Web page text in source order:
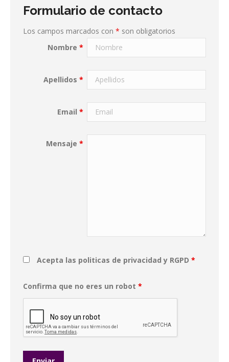
Formulario de contacto
Los campos marcados con * son obligatorios
Nombre*
Apellidos*
Email*
Mensaje*
Acepta las politicas de privacidad y RGPD *
Confirma que no eres un robot *